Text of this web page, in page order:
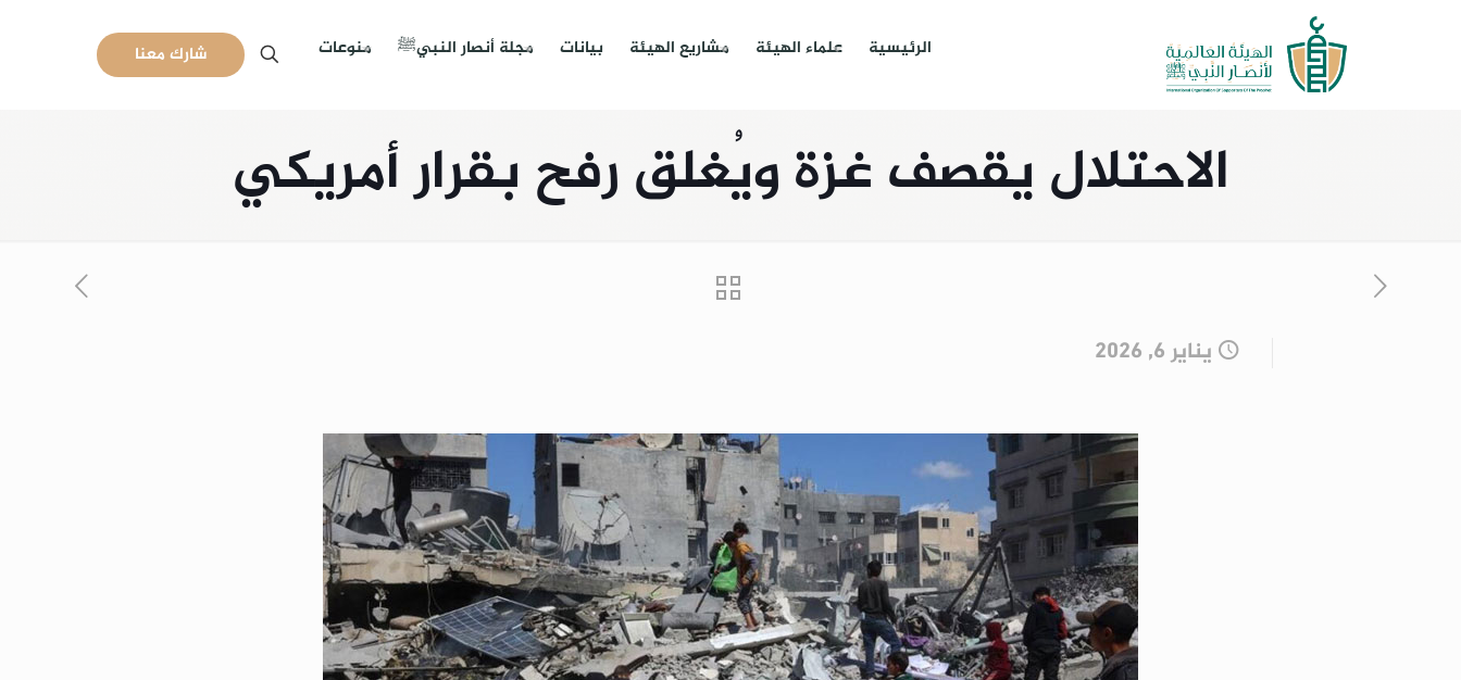
الرئيسية علماء الهيئة مشاريع الهيئة بيانات مجلة أنصار النبيﷺ منوعات شارك معنا
الاحتلال يقصف غزة ويُغلق رفح بقرار أمريكي
يناير 6, 2026